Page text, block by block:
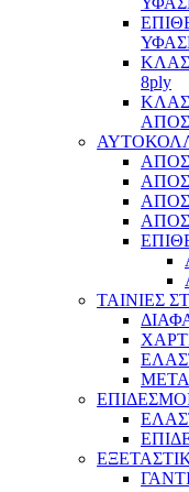
8ply
ΤΑΙΝΙΕΣ